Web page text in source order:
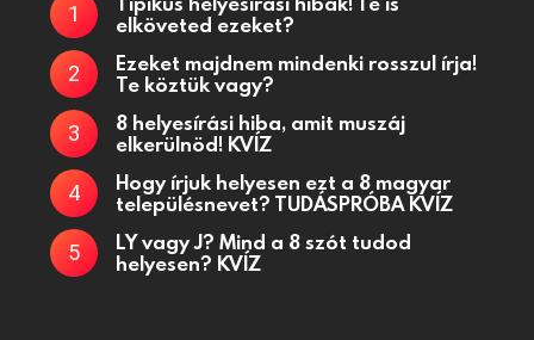
elköveted ezeket?
Ezeket majdnem mindenki rosszul írja!
Te köztük vagy?
8 helyesírási hiba, amit muszáj
elkerülnöd! KVÍZ
Hogy írjuk helyesen ezt a 8 magyar
településnevet? TUDÁSPRÓBA KVÍZ
LY vagy J? Mind a 8 szót tudod
helyesen? KVÍZ